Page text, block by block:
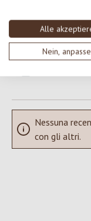
Alle
Nein,
SCRIVERE UNA
Nessuna
con gli altri.